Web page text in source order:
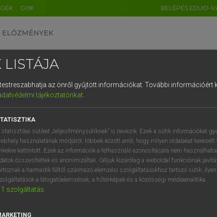
GYIK BELÉPÉS EDUID-
ELŐZMÉNYEK
angol szótár
fn oldhatóság
megfejthetőség
megoldhatóság
keresése szótárainkban
LISTÁJA
az önről gyűjtött információkat. További információért
tájékoztatónkat.
statisztikai sütiket „teljesítménysütiknek” is nevezik. Ezek a sütik információkat
használatának módjáról, többek között arról, hogy milyen oldalakat keresett
kattintott. Ezek az információk a felhasználó azonosítására nem
összesítettek és anonimizáltak. Céljuk kizárólag a weboldal funkcióinak
a harmadik féltől származó elemzési szolgáltatásokhoz tartozó sütik;
a látogatóelemzések, a hőtérképek és a közösségi médiaanalitika.
1 szolgáltatás
DE CN FR ES IT NL
1 2 3 4 5 6 7 8 9
q w e r t z u i
a s d f g h j k l é
í y x c v b n m , .